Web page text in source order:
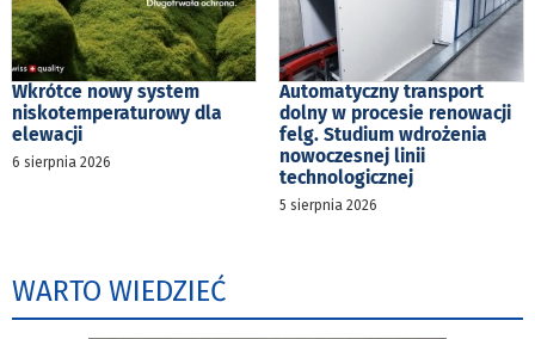
Wkrótce nowy system
niskotemperaturowy dla
elewacji
6 sierpnia 2026
Automatyczny transport
dolny w procesie renowacji
felg. Studium wdrożenia
nowoczesnej linii
technologicznej
5 sierpnia 2026
WARTO WIEDZIEĆ